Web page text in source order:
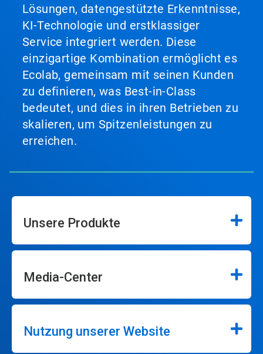
Lösungen, datengestützte Erkenntnisse,
KI-Technologie und erstklassiger
Service integriert werden. Diese
einzigartige Kombination ermöglicht es
Ecolab, gemeinsam mit seinen Kunden
zu definieren, was Best-in-Class
bedeutet, und dies in ihren Betrieben zu
skalieren, um Spitzenleistungen zu
erreichen.
Unsere Produkte
Media-Center
Nutzung unserer Website